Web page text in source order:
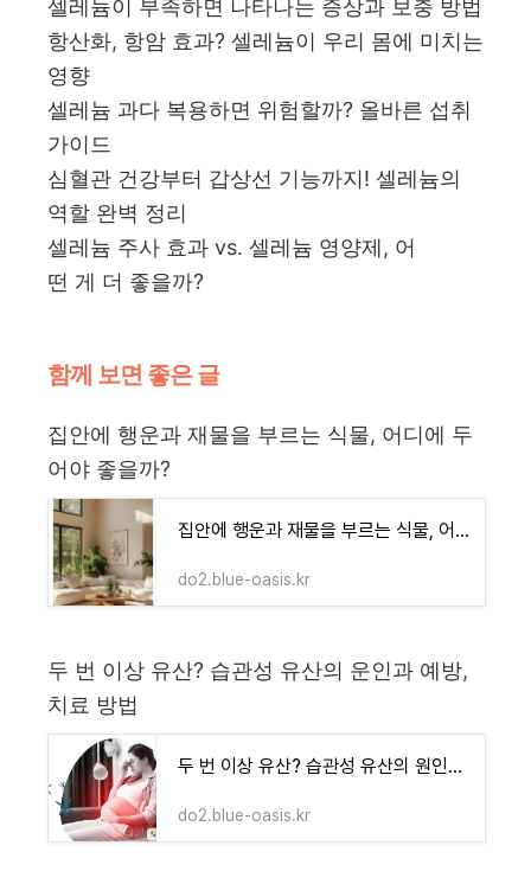
셀레늄이 부족하면 나타나는 증상과 보충 방법
항산화, 항암 효과? 셀레늄이 우리 몸에 미치는
영향
셀레늄 과다 복용하면 위험할까? 올바른 섭취
가이드
심혈관 건강부터 갑상선 기능까지! 셀레늄의
역할 완벽 정리
셀레늄 주사 효과 vs. 셀레늄 영양제, 어
떤 게 더 좋을까?
함께 보면 좋은 글
집안에 행운과 재물을 부르는 식물, 어디에 두
어야 좋을까?
집안에 행운과 재물을 부르는 식물, 어디에 두어야 할까?
do2.blue-oasis.kr
두 번 이상 유산? 습관성 유산의 운인과 예방,
치료 방법
두 번 이상 유산? 습관성 유산의 원인과 예방, 치료 방법
do2.blue-oasis.kr